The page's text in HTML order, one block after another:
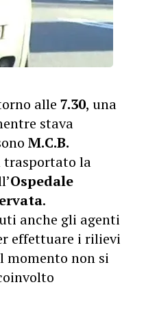
alle 7.30, una
stava
M.C.B.
trasportato la
Ospedale
.
anche gli agenti
effettuare i rilievi
momento non si